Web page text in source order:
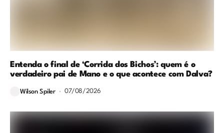
Entenda o final de ‘Corrida dos Bichos’: quem é o
verdadeiro pai de Mano e o que acontece com Dalva?
Wilson Spiler 07/08/2026